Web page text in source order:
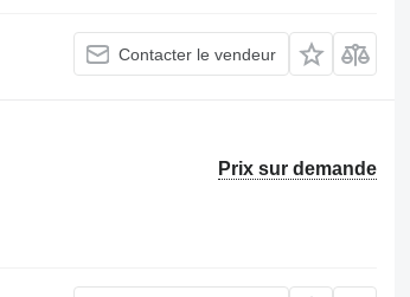
Contacter le vendeur
Prix sur demande